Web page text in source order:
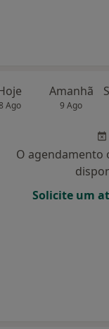
Ago
Amanhã
9 Ago
O agendamento
Solicite um